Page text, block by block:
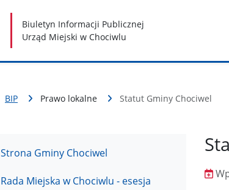
Biuletyn Informacji Publicznej
Urząd Miejski w Chociwlu
BIP Prawo lokalne Statut Gminy Chociwel
Strona Gminy Chociwel
Rada Miejska w Chociwlu - esesja